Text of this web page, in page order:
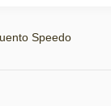
Speedo